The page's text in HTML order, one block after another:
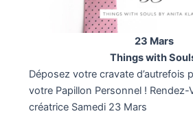
23 Mars
Things with
Déposez votre cravate d’autrefois
votre Papillon Personnel ! Rendez-
créatrice Samedi 23 Mars